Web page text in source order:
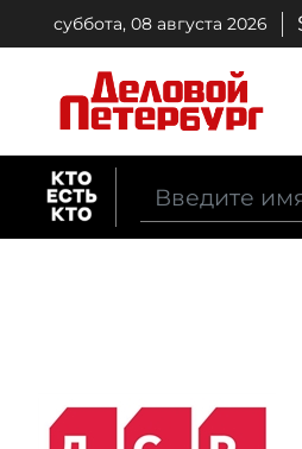
суббота, 08 августа 2026